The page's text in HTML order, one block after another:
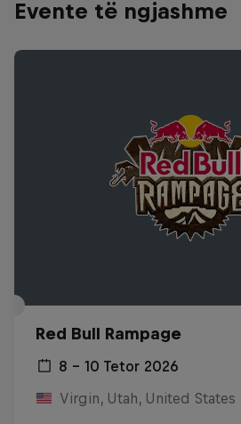
Evente të ngjashme
Red Bull Rampage
8 – 10 Tetor 2026
Virgin, Utah, United States